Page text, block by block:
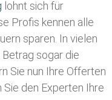
lohnt sich für
Profis kennen alle
sparen. In vielen
sogar die
Sie nun Ihre Offerten
den Experten Ihre